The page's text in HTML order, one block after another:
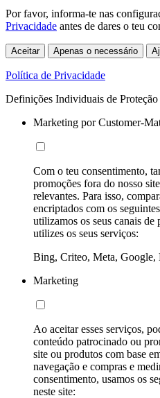
Por favor, informa-te nas
Privacidade antes de dares o teu
Aceitar Apenas o necessário
Política de Privacidade
Definições Individuais de Proteção
Marketing por Customer-
Com o teu consentimento,
promoções fora do nosso
relevantes. Para isso,
encriptados com os
utilizamos os seus canais
utilizes os seus serviços:
Bing, Criteo, Meta,
Marketing
Ao aceitar esses serviços,
conteúdo patrocinado ou
site ou produtos com base
navegação e compras e
consentimento, usamos os
neste site: